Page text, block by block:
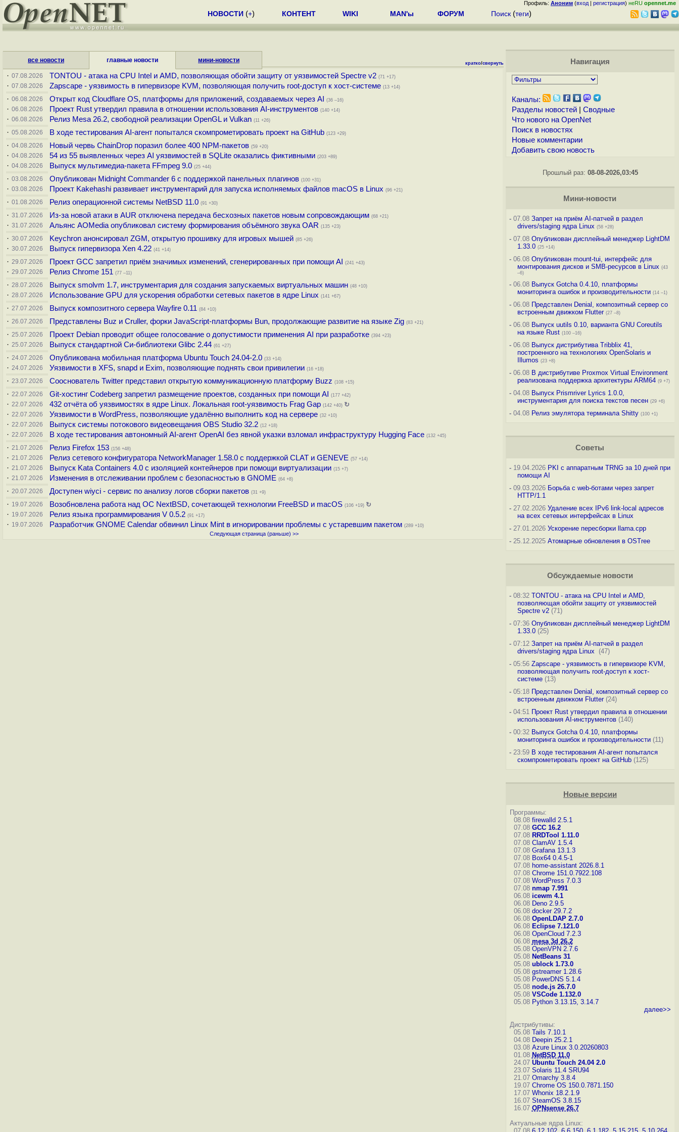
Профиль: Аноним (вход | регистрация) неRU opennet.me
НОВОСТИ (+) КОНТЕНТ WIKI MAN'ы ФОРУМ Поиск (теги)
все новости главные новости мини-новости кратко/свернуть
· 07.08.2026 TONTOU - атака на CPU Intel и AMD, позволяющая обойти защиту от уязвимостей Spectre v2 (71 +17)
· 07.08.2026 Zapscape - уязвимость в гипервизоре KVM, позволяющая получить root-доступ к хост-системе (13 +14)
· 06.08.2026 Открыт код Cloudflare OS, платформы для приложений, создаваемых через AI (36 –16)
· 06.08.2026 Проект Rust утвердил правила в отношении использования AI-инструментов (140 +14)
· 06.08.2026 Релиз Mesa 26.2, свободной реализации OpenGL и Vulkan (11 +26)
· 05.08.2026 В ходе тестирования AI-агент попытался скомпрометировать проект на GitHub (123 +29)
· 04.08.2026 Новый червь ChainDrop поразил более 400 NPM-пакетов (59 +20)
· 04.08.2026 54 из 55 выявленных через AI уязвимостей в SQLite оказались фиктивными (203 +89)
· 04.08.2026 Выпуск мультимедиа-пакета FFmpeg 9.0 (25 +44)
· 03.08.2026 Опубликован Midnight Commander 6 c поддержкой панельных плагинов (100 +31)
· 03.08.2026 Проект Kakehashi развивает инструментарий для запуска исполняемых файлов macOS в Linux (96 +21)
· 01.08.2026 Релиз операционной системы NetBSD 11.0 (91 +30)
· 31.07.2026 Из-за новой атаки в AUR отключена передача бесхозных пакетов новым сопровождающим (68 +21)
· 31.07.2026 Альянс AOMedia опубликовал систему формирования объёмного звука OAR (135 +23)
· 30.07.2026 Keychron анонсировал ZGM, открытую прошивку для игровых мышей (85 +26)
· 30.07.2026 Выпуск гипервизора Xen 4.22 (41 +14)
· 29.07.2026 Проект GCC запретил приём значимых изменений, сгенерированных при помощи AI (241 +43)
· 29.07.2026 Релиз Chrome 151 (77 –11)
· 28.07.2026 Выпуск smolvm 1.7, инструментария для создания запускаемых виртуальных машин (48 +10)
· 28.07.2026 Использование GPU для ускорения обработки сетевых пакетов в ядре Linux (141 +67)
· 27.07.2026 Выпуск композитного сервера Wayfire 0.11 (84 +10)
· 26.07.2026 Представлены Buz и Cruller, форки JavaScript-платформы Bun, продолжающие развитие на языке Zig (83 +21)
· 25.07.2026 Проект Debian проводит общее голосование о допустимости применения AI при разработке (394 +23)
· 25.07.2026 Выпуск стандартной Си-библиотеки Glibc 2.44 (61 +27)
· 24.07.2026 Опубликована мобильная платформа Ubuntu Touch 24.04-2.0 (33 +14)
· 24.07.2026 Уязвимости в XFS, snapd и Exim, позволяющие поднять свои привилегии (16 +18)
· 23.07.2026 Сооснователь Twitter представил открытую коммуникационную платформу Buzz (108 +15)
· 22.07.2026 Git-хостинг Codeberg запретил размещение проектов, созданных при помощи AI (177 +42)
· 22.07.2026 432 отчёта об уязвимостях в ядре Linux. Локальная root-уязвимость Frag Gap (142 +40) ↻
· 22.07.2026 Уязвимости в WordPress, позволяющие удалённо выполнить код на сервере (32 +10)
· 22.07.2026 Выпуск системы потокового видеовещания OBS Studio 32.2 (12 +18)
· 22.07.2026 В ходе тестирования автономный AI-агент OpenAI без явной указки взломал инфраструктуру Hugging Face (132 +45)
· 21.07.2026 Релиз Firefox 153 (156 +48)
· 21.07.2026 Релиз сетевого конфигуратора NetworkManager 1.58.0 с поддержкой CLAT и GENEVE (57 +14)
· 21.07.2026 Выпуск Kata Containers 4.0 с изоляцией контейнеров при помощи виртуализации (15 +7)
· 21.07.2026 Изменения в отслеживании проблем с безопасностью в GNOME (64 +8)
· 20.07.2026 Доступен wiyci - сервис по анализу логов сборки пакетов (31 +9)
· 19.07.2026 Возобновлена работа над ОС NextBSD, сочетающей технологии FreeBSD и macOS (106 +19) ↻
· 19.07.2026 Релиз языка программирования V 0.5.2 (91 +17)
· 19.07.2026 Разработчик GNOME Calendar обвинил Linux Mint в игнорировании проблемы с устаревшим пакетом (289 +10)
Следующая страница (раньше) >>
Навигация
Каналы:
Разделы новостей| Сводные
Что нового на OpenNet
Поиск в новостях
Новые комментарии
Добавить свою новость
Прошлый раз: 08-08-2026,03:45
Мини-новости
-07.08 Запрет на приём AI-патчей в раздел
drivers/staging ядра Linux (58 +28)
-07.08 Опубликован дисплейный менеджер LightDM
1.33.0 (25 +14)
-06.08 Опубликован mount-tui, интерфейс для
монтирования дисков и SMB-ресурсов в Linux (43
–6)
-06.08 Выпуск Gotcha 0.4.10, платформы
мониторинга ошибок и производительности (14 –1)
-06.08 Представлен Denial, композитный сервер со
встроенным движком Flutter (27 –8)
-06.08 Выпуск uutils 0.10, варианта GNU Coreutils
на языке Rust (100 –16)
-06.08 Выпуск дистрибутива Tribblix 41,
построенного на технологиях OpenSolaris и
Illumos (23 +8)
-06.08 В дистрибутиве Proxmox Virtual Environment
реализована поддержка архитектуры ARM64 (9 +7)
-04.08 Выпуск Prismriver Lyrics 1.0.0,
инструментария для поиска текстов песен (29 +6)
-04.08 Релиз эмулятора терминала Shitty (100 +1)
Советы
-19.04.2026 PKI с аппаратным TRNG за 10 дней при
помощи AI
-09.03.2026 Борьба с web-ботами через запрет
HTTP/1.1
-27.02.2026 Удаление всех IPv6 link-local адресов
на всех сетевых интерфейсах в Linux
-27.01.2026 Ускорение пересборки llama.cpp
-25.12.2025 Атомарные обновления в OSTree
Обсуждаемые новости
-08:32 TONTOU - атака на CPU Intel и AMD,
позволяющая обойти защиту от уязвимостей
Spectre v2(71)
-07:36 Опубликован дисплейный менеджер LightDM
1.33.0(25)
-07:12 Запрет на приём AI-патчей в раздел
drivers/staging ядра Linux
(47)
-05:56 Zapscape - уязвимость в гипервизоре KVM,
позволяющая получить root-доступ к хост-
системе(13)
-05:18 Представлен Denial, композитный сервер со
встроенным движком Flutter(24)
-04:51 Проект Rust утвердил правила в отношении
использования AI-инструментов(140)
-00:32 Выпуск Gotcha 0.4.10, платформы
мониторинга ошибок и производительности(11)
-23:59 В ходе тестирования AI-агент попытался
скомпрометировать проект на GitHub(125)
Новые версии
Программы:
08.08 firewalld 2.5.1
07.08 GCC 16.2
07.08 RRDTool 1.11.0
07.08 ClamAV 1.5.4
07.08 Grafana 13.1.3
07.08 Box64 0.4.5-1
07.08 home-assistant 2026.8.1
07.08 Chrome 151.0.7922.108
07.08 WordPress 7.0.3
07.08 nmap 7.991
06.08 icewm 4.1
06.08 Deno 2.9.5
06.08 docker 29.7.2
06.08 OpenLDAP 2.7.0
06.08 Eclipse 7.121.0
06.08 OpenCloud 7.2.3
06.08 mesa 3d 26.2
05.08 OpenVPN 2.7.6
05.08 NetBeans 31
05.08 ublock 1.73.0
05.08 gstreamer 1.28.6
05.08 PowerDNS 5.1.4
05.08 node.js 26.7.0
05.08 VSCode 1.132.0
05.08 Python 3.13.15, 3.14.7
далее>>
Дистрибутивы:
05.08 Tails 7.10.1
04.08 Deepin 25.2.1
03.08 Azure Linux 3.0.20260803
01.08 NetBSD 11.0
24.07 Ubuntu Touch 24.04 2.0
23.07 Solaris 11.4 SRU94
21.07 Omarchy 3.8.4
19.07 Chrome OS 150.0.7871.150
17.07 Whonix 18.2.1.9
16.07 SteamOS 3.8.15
16.07 OPNsense 26.7
Актуальные ядра Linux: